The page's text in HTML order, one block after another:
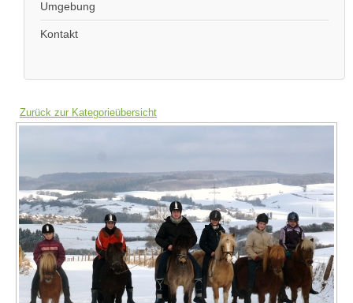
Umgebung
Kontakt
Zurück zur Kategorieübersicht